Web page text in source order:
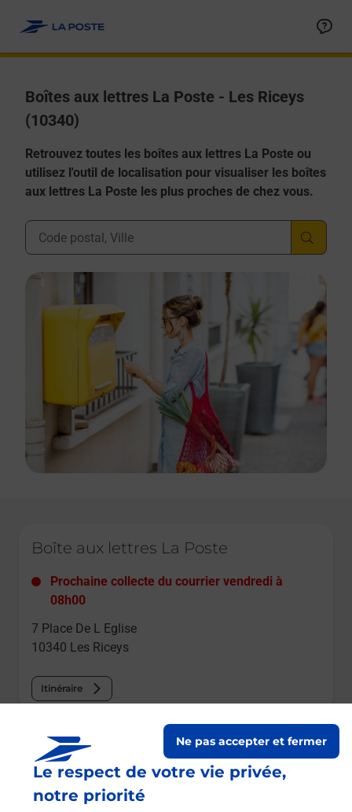
Le respect de votre vie privée,
notre priorité
Ne pas accepter et fermer
Boîtes aux lettres La Poste - Les Riceys
(10340)
Retrouvez toutes les boîtes aux lettres La Poste ou
utilisez l'outil de localisation pour visualiser les boîtes
aux lettres La Poste les plus proches de chez vous.
Ville, Département, Code Postal
Boîte aux lettres La Poste
Prochaine collecte du courrier vendredi à
08h00
7 Place De L Eglise
10340 Les Riceys
Itinéraire
Boîte aux lettres La Poste
Prochaine collecte du courrier vendredi
12h00
Le lien s'ouvre dans un nouvel onglet